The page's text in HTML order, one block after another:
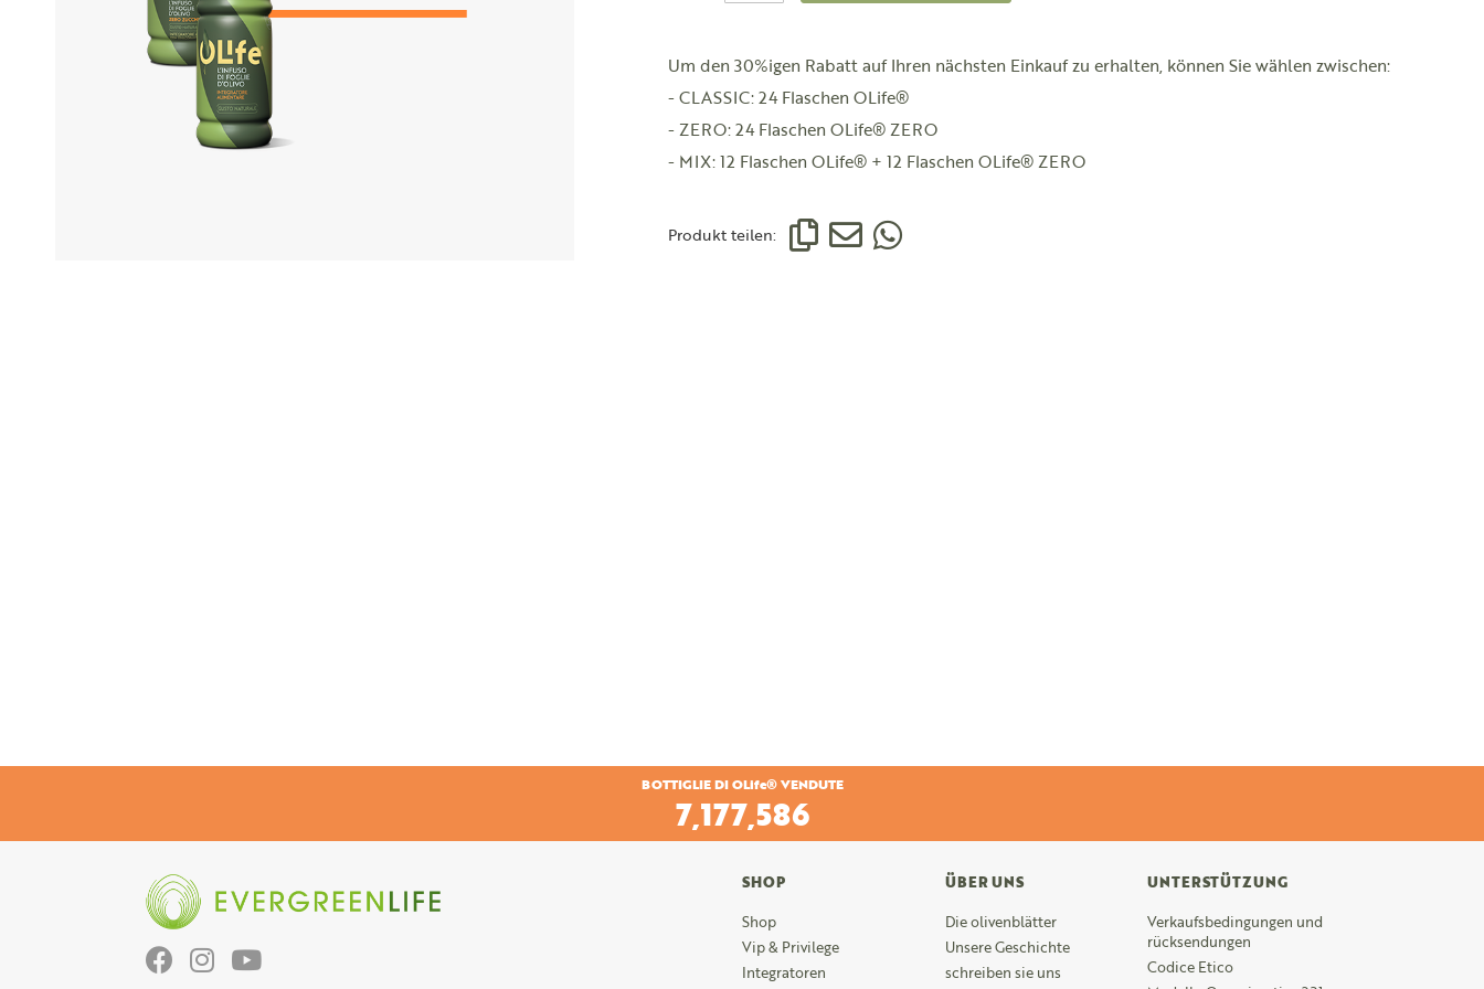
Um den 30%igen Rabatt auf Ihren nächsten Einkauf zu erhalten, können Sie wählen zwischen:
- CLASSIC: 24 Flaschen OLife®
- ZERO: 24 Flaschen OLife® ZERO
- MIX: 12 Flaschen OLife® + 12 Flaschen OLife® ZERO
Produkt teilen:
BOTTIGLIE DI OLife® VENDUTE
7,757,782
SHOP
Shop
Vip & Privilege
Integratoren
ÜBER UNS
Die olivenblätter
Unsere Geschichte
schreiben sie uns
UNTERSTÜTZUNG
Verkaufsbedingungen und
rücksendungen
Codice Etico